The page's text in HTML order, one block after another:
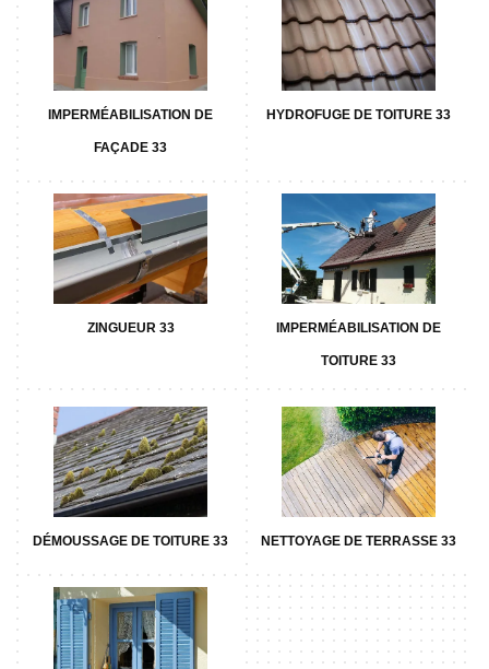
IMPERMÉABILISATION DE
FAÇADE 33
HYDROFUGE DE TOITURE 33
ZINGUEUR 33 IMPERMÉABILISATION DE
TOITURE 33
DÉMOUSSAGE DE TOITURE 33 NETTOYAGE DE TERRASSE 33